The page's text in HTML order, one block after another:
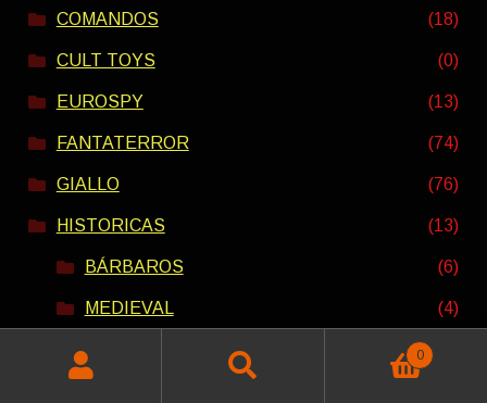
COMANDOS (18)
CULT TOYS (0)
EUROSPY (13)
FANTATERROR (74)
GIALLO (76)
HISTORICAS (13)
BÁRBAROS (6)
MEDIEVAL (4)
PEPLUM
Buscar
0